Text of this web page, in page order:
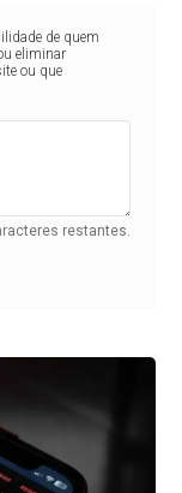
de quem
eliminar
ou que
restantes.